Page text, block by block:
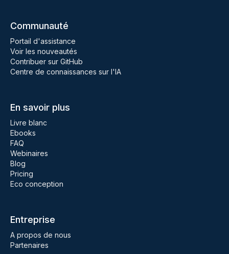
Communauté
Portail d'assistance
Voir les nouveautés
Contribuer sur GitHub
Centre de connaissances sur l'IA
En savoir plus
Livre blanc
Ebooks
FAQ
Webinaires
Blog
Pricing
Eco conception
Entreprise
A propos de nous
Partenaires